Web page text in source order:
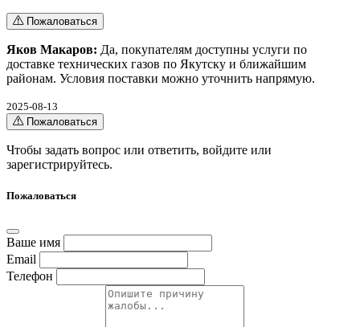
Пожаловаться
Яков Макаров: Да, покупателям доступны услуги по
доставке технических газов по Якутску и ближайшим
районам. Условия поставки можно уточнить напрямую.
2025-08-13
Пожаловаться
Чтобы задать вопрос или ответить, войдите или
зарегистрируйтесь.
Пожаловаться
Ваше имя
Email
Телефон